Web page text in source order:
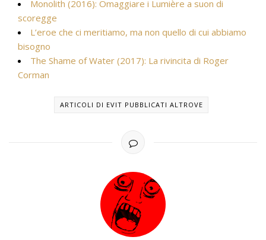
Monolith (2016): Omaggiare i Lumière a suon di
scoregge
L’eroe che ci meritiamo, ma non quello di cui abbiamo
bisogno
The Shame of Water (2017): La rivincita di Roger
Corman
ARTICOLI DI EVIT PUBBLICATI ALTROVE